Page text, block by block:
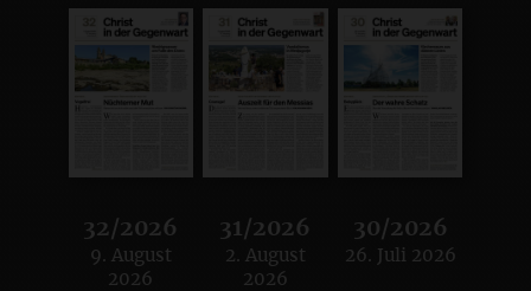
32/2026
:
9. August
2026
31/2026
:
2. August
2026
30/2026
:
26. Juli 2026